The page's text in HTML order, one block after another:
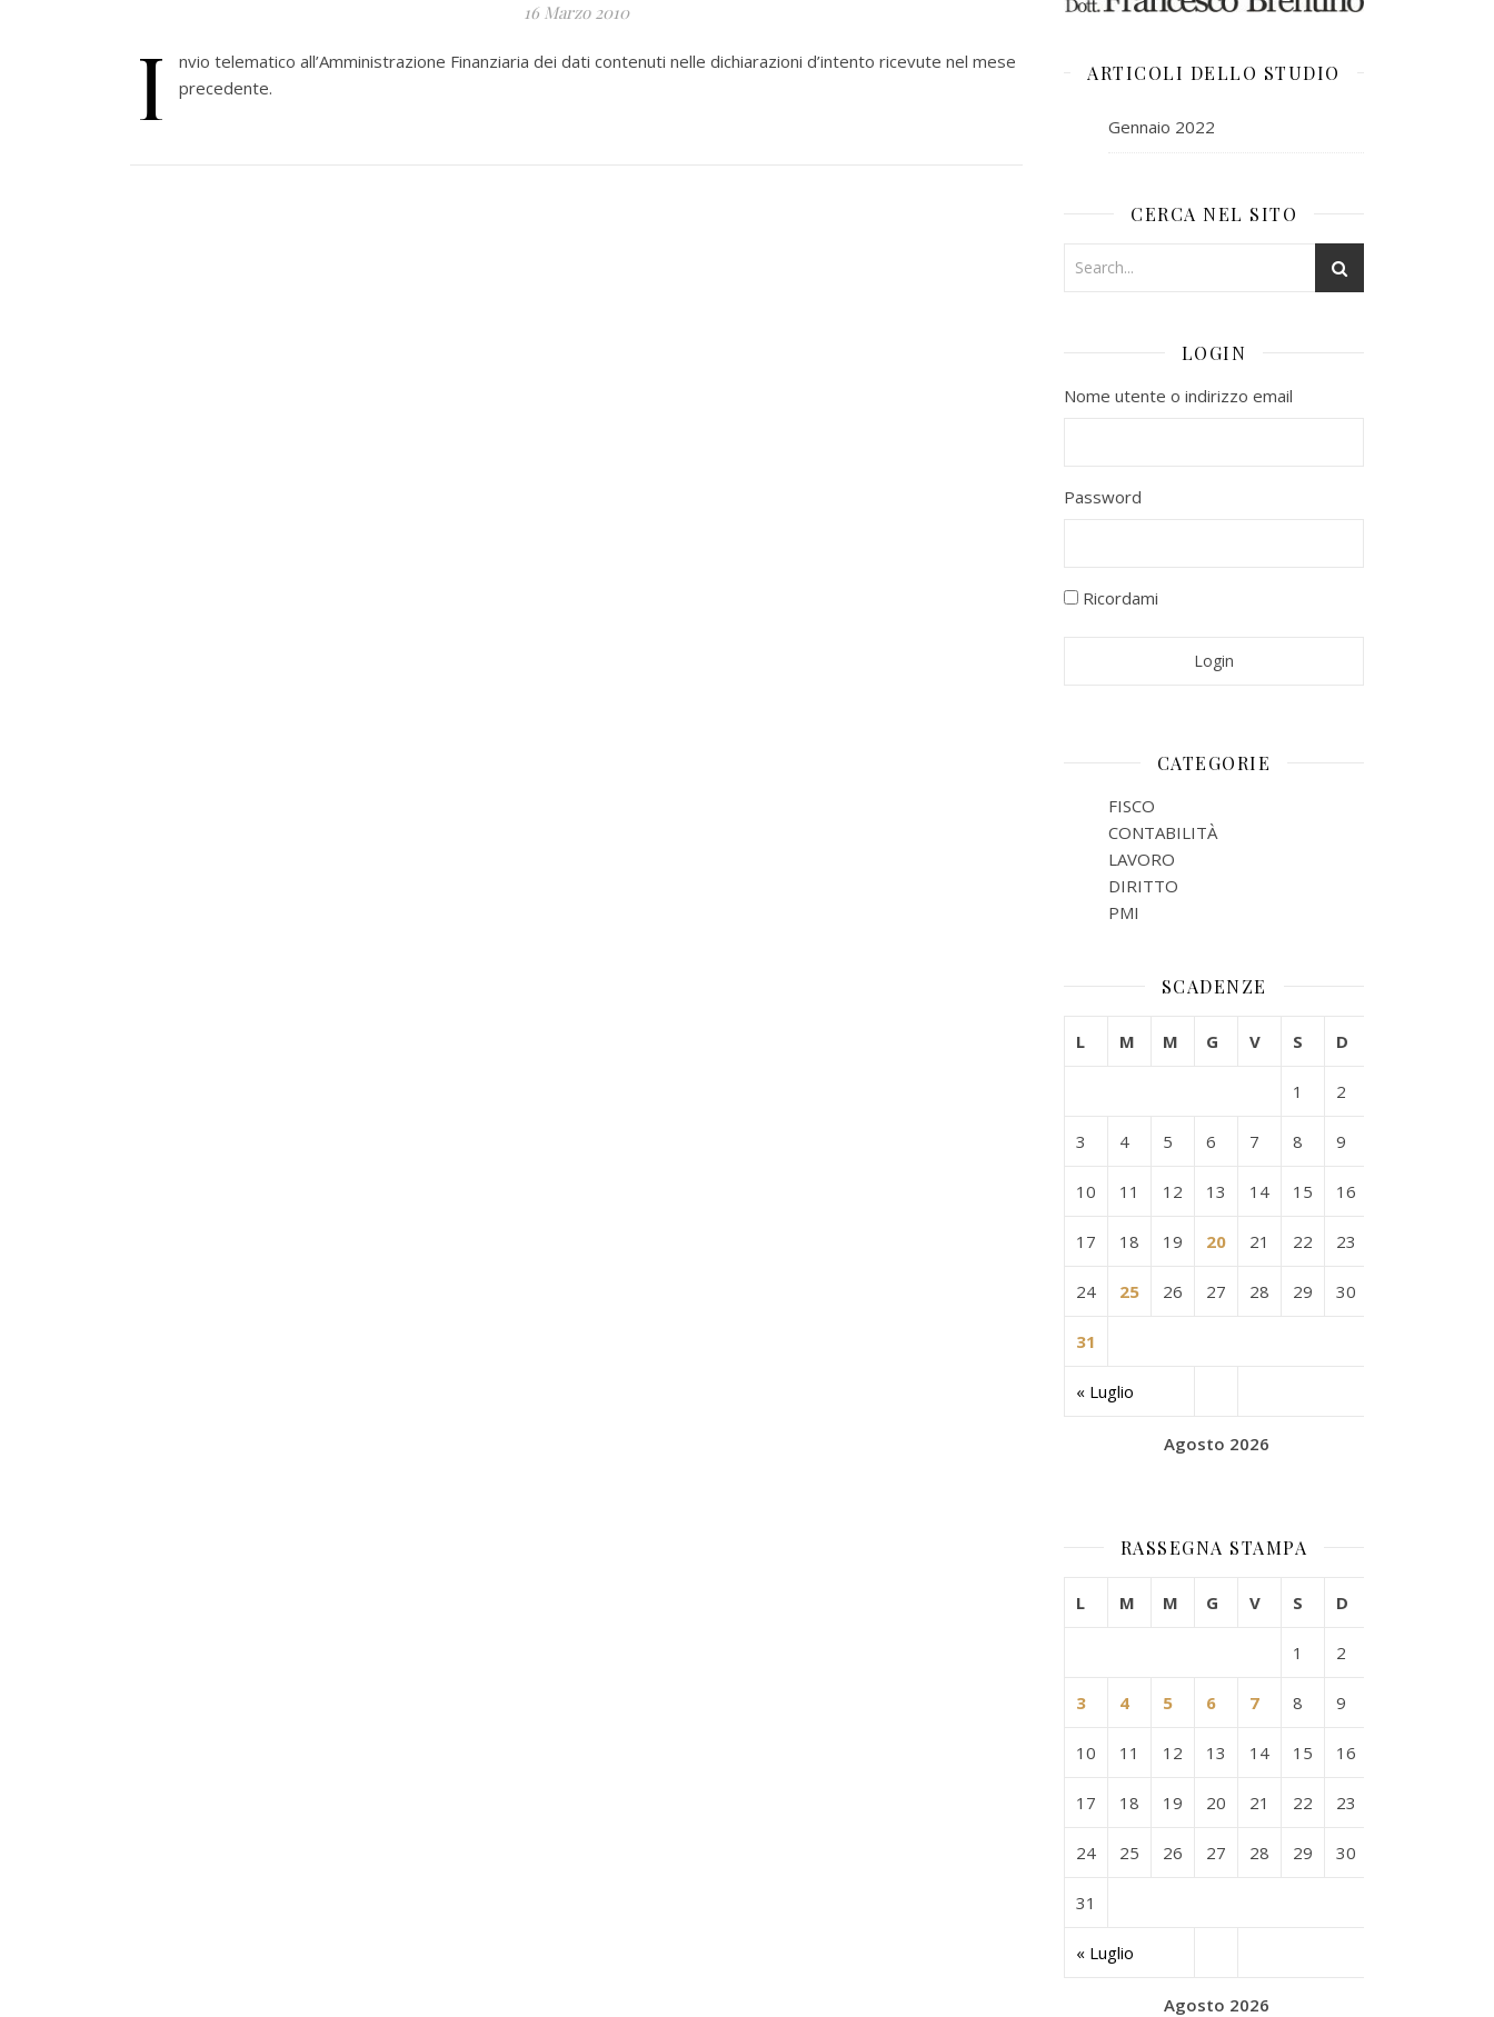
16 Marzo 2010
I
nvio telematico all’Amministrazione Finanziaria dei dati contenuti nelle dichiarazioni d’intento ricevute nel mese
precedente.
ARTICOLI DELLO STUDIO
Gennaio 2022
CERCA NEL SITO
LOGIN
Nome utente o indirizzo email
Password
Ricordami
CATEGORIE
FISCO
CONTABILITÀ
LAVORO
DIRITTO
PMI
SCADENZE
Agosto 2026
L M M G V S D
« Luglio
1 2
3 4 5 6 7 8 9
10 11 12 13 14 15 16
17 18 19 20 21 22 23
24 25 26 27 28 29 30
31
RASSEGNA STAMPA
Agosto 2026
L M M G V S D
« Luglio
1 2
3 4 5 6 7 8 9
10 11 12 13 14 15 16
17 18 19 20 21 22 23
24 25 26 27 28 29 30
31